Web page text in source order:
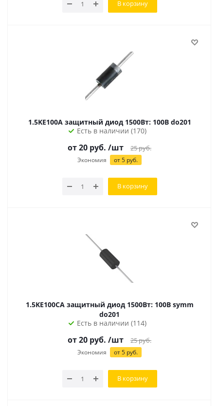
В корзину
1.5KE100A защитный диод 1500Вт: 100В do201
Есть в наличии (170)
от20 руб. /шт 25руб.
Экономия от5 руб.
В корзину
1.5KE100CA защитный диод 1500Вт: 100В symm
do201
Есть в наличии (114)
от20 руб. /шт 25руб.
Экономия от5 руб.
В корзину